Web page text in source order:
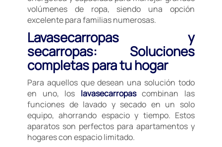
volúmenes de ropa, siendo una opción
excelente para familias numerosas.
Lavasecarropas y
secarropas: Soluciones
completas para tu hogar
Para aquellos que desean una solución todo
en uno, los lavasecarropascombinan las
funciones de lavado y secado en un solo
equipo, ahorrando espacio y tiempo. Estos
aparatos son perfectos para apartamentos y
hogares con espacio limitado.